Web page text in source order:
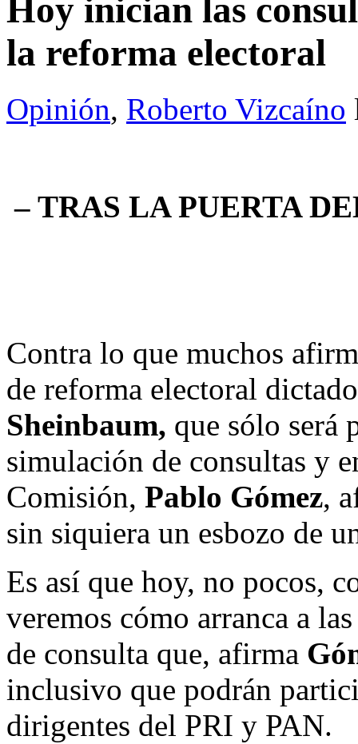
Hoy inician las
la reforma electoral
Opinión, Roberto Vizcaíno
– TRAS LA PUERTA
Contra lo que muchos
de reforma electoral
Sheinbaum, que sólo será
simulación de consultas y
Comisión, Pablo Gómez,
sin siquiera un esbozo de
Es así que hoy, no pocos,
veremos cómo arranca a
de consulta que, afirma
inclusivo que podrán
dirigentes del PRI y PAN.